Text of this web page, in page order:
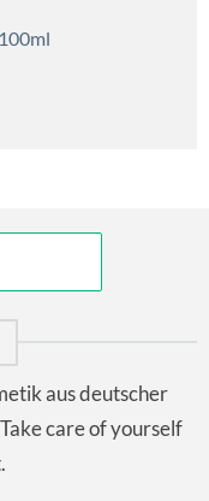
aus deutscher
care of yourself